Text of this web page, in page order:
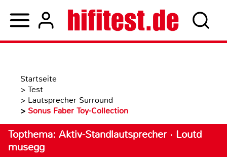
Startseite
> Test
> Lautsprecher Surround
> Sonus Faber Toy-Collection
Topthema: Aktiv-Standlautsprecher · Loutd
musegg